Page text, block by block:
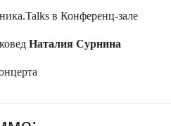
в Конференц-зале
Наталия Сурнина